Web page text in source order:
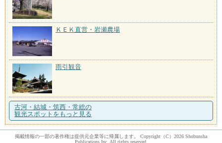
ＫＥＫ直営・岩瀬農場
雨引観音
古河・結城・筑西・常総の
観光スポットをもっと見る
掲載情報の一部の著作権は提供元企業等に帰属します。 Copyright（C）2026 Shobunsha